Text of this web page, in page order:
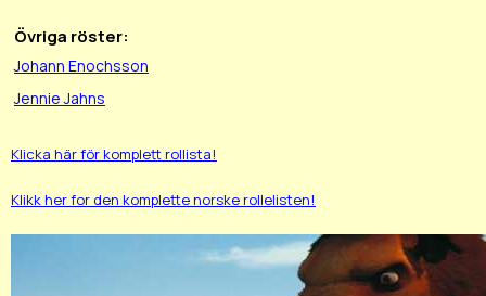
Övriga röster:
Johann Enochsson
Jennie Jahns
Klicka här för komplett rollista!
Klikk her for den komplette norske rollelisten!